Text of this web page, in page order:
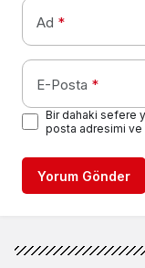
Ad *
E-Posta *
Bir dahaki sefere
posta adresimi ve
Yorum Gönder